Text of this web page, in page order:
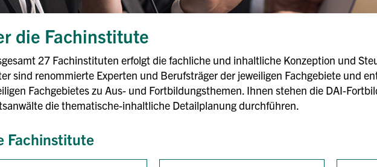
die Fachinstitute
27 Fachinstituten erfolgt die fachliche und inhaltliche Konzeption und
sind renommierte Experten und Berufsträger der jeweiligen Fachgebiete und
Fachgebietes zu Aus- und Fortbildungsthemen. Ihnen stehen die DAI-
die thematische-inhaltliche Detailplanung durchführen.
Fachinstitute